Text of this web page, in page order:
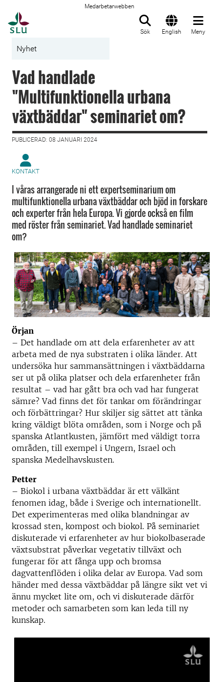
Medarbetarwebben
Sök English Meny
Nyhet
Vad handlade
"Multifunktionella urbana
växtbäddar" seminariet om?
PUBLICERAD: 08 JANUARI 2024
KONTAKT
I våras arrangerade ni ett expertseminarium om
multifunktionella urbana växtbäddar och bjöd in forskare
och experter från hela Europa. Vi gjorde också en film
med röster från seminariet. Vad handlade seminariet
om?
Örjan
– Det handlade om att dela erfarenheter av att
arbeta med de nya substraten i olika länder. Att
undersöka hur sammansättningen i växtbäddarna
ser ut på olika platser och dela erfarenheter från
resultat – vad har gått bra och vad har fungerat
sämre? Vad finns det för tankar om förändringar
och förbättringar? Hur skiljer sig sättet att tänka
kring väldigt blöta områden, som i Norge och på
spanska Atlantkusten, jämfört med väldigt torra
områden, till exempel i Ungern, Israel och
spanska Medelhavskusten.
Petter
– Biokol i urbana växtbäddar är ett välkänt
fenomen idag, både i Sverige och internationellt.
Det experimenteras med olika blandningar av
krossad sten, kompost och biokol. På seminariet
diskuterade vi erfarenheter av hur biokolbaserade
växtsubstrat påverkar vegetativ tillväxt och
fungerar för att fånga upp och bromsa
dagvattenflöden i olika delar av Europa. Vad som
händer med dessa växtbäddar på längre sikt vet vi
ännu mycket lite om, och vi diskuterade därför
metoder och samarbeten som kan leda till ny
kunskap.